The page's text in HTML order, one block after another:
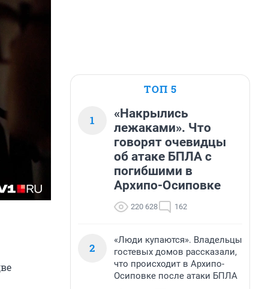
ТОП 5
1
«Накрылись
лежаками». Что
говорят очевидцы
об атаке БПЛА с
погибшими в
Архипо-Осиповке
220 628 162
2
«Люди купаются». Владельцы
гостевых домов рассказали,
что происходит в Архипо-
Осиповке после атаки БПЛА